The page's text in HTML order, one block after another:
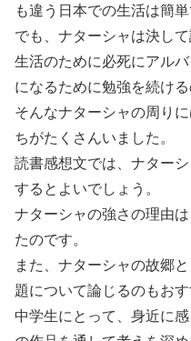
も違う日本での生活は簡
でも、ナターシャは決して
生活のために必死にアル
になるために勉強を続ける
そんなナターシャの周り
ちがたくさんいました。
読書感想文では、ナター
するとよいでしょう。
ナターシャの強さの理由
たのです。
また、ナターシャの故郷
題について論じるのもおす
中学生にとって、身近に